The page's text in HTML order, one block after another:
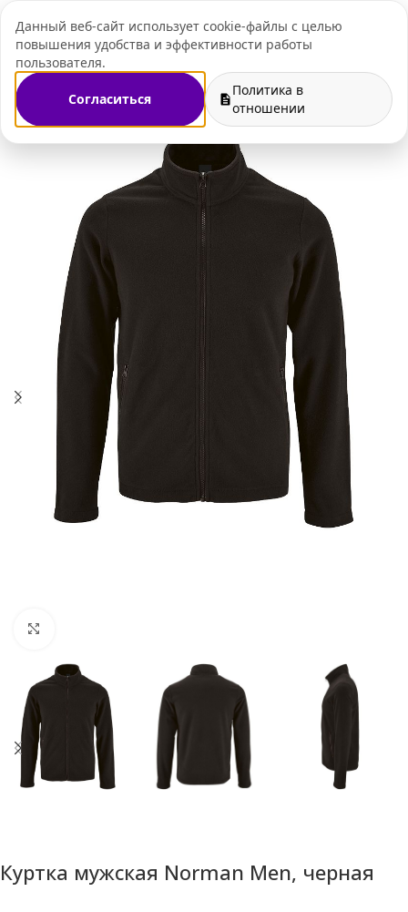
Данный веб-сайт использует cookie-файлы с целью
повышения удобства и эффективности работы
пользователя.
Согласиться
Политика в
отношении
+7 (495) 109-07-
Флисовые куртки и кофты c нанесением логотипа
Куртка мужская Norman Men, черная